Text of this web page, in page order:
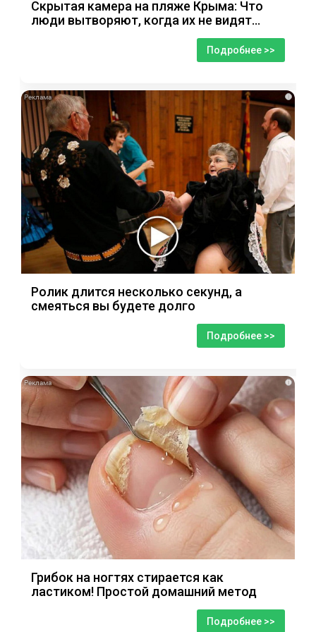
Скрытая камера на пляже Крыма: Что
люди вытворяют, когда их не видят...
Подробнее >>
i
Ролик длится несколько секунд, а
смеяться вы будете долго
Подробнее >>
i
Грибок на ногтях стирается как
ластиком! Простой домашний метод
Подробнее >>